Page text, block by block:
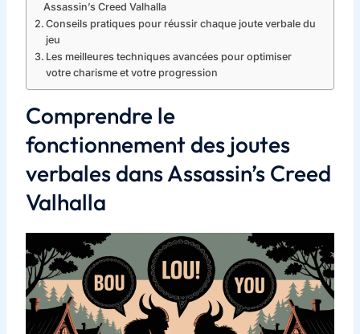
Assassin’s Creed Valhalla
Conseils pratiques pour réussir chaque joute verbale du
jeu
Les meilleures techniques avancées pour optimiser
votre charisme et votre progression
Comprendre le
fonctionnement des joutes
verbales dans Assassin’s Creed
Valhalla